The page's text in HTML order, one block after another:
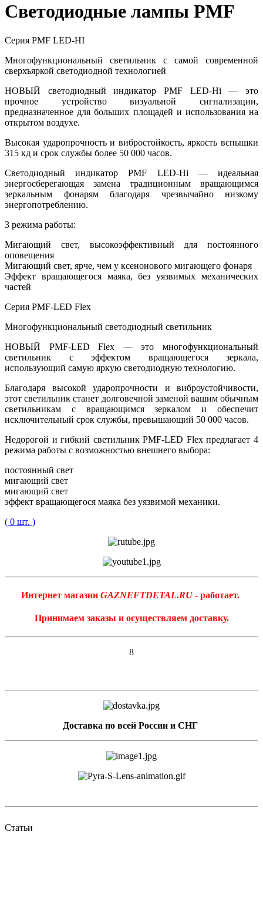
Светодиодные лампы PMF
Серия PMF LED-HI
Многофункциональный светильник с самой современной
сверхъяркой светодиодной технологией
НОВЫЙ светодиодный индикатор PMF LED-Hi — это
прочное устройство визуальной сигнализации,
предназначенное для больших площадей и использования на
открытом воздухе.
Высокая ударопрочность и вибростойкость, яркость вспышки
315 кд и срок службы более 50 000 часов.
Светодиодный индикатор PMF LED-Hi — идеальная
энергосберегающая замена традиционным вращающимся
зеркальным фонарям благодаря чрезвычайно низкому
энергопотреблению.
3 режима работы:
Мигающий свет, высокоэффективный для постоянного
оповещения
Мигающий свет, ярче, чем у ксенонового мигающего фонаря
Эффект вращающегося маяка, без уязвимых механических
частей
Серия PMF-LED Flex
Многофункциональный светодиодный светильник
НОВЫЙ PMF-LED Flex — это многофункциональный
светильник с эффектом вращающегося зеркала,
использующий самую яркую светодиодную технологию.
Благодаря высокой ударопрочности и виброустойчивости,
этот светильник станет долговечной заменой вашим обычным
светильникам с вращающимся зеркалом и обеспечит
исключительный срок службы, превышающий 50 000 часов.
Недорогой и гибкий светильник PMF-LED Flex предлагает 4
режима работы с возможностью внешнего выбора:
постоянный свет
мигающий свет
мигающий свет
эффект вращающегося маяка без уязвимой механики.
( 0 шт. )
Интернет магазин GAZNEFTDETAL.RU- работает.
Принимаем заказы и осуществляем доставку.
8
Доставка по всей России и СНГ
Статьи